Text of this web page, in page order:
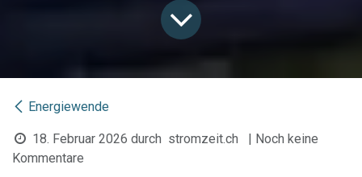
Energiewende
18. Februar 2026 durch stromzeit.ch
| Noch keine
Kommentare